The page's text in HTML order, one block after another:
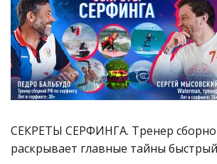
СЕКРЕТЫ СЕРФИНГА. Тренер
раскрывает главные тайны